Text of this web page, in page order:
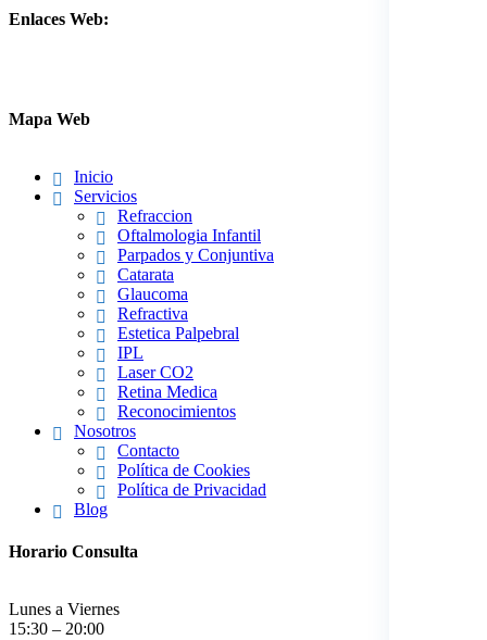
Enlaces Web:
Mapa Web
Inicio
Servicios
Refraccion
Oftalmologia Infantil
Parpados y Conjuntiva
Catarata
Glaucoma
Refractiva
Estetica Palpebral
IPL
Laser CO2
Retina Medica
Reconocimientos
Nosotros
Contacto
Política de Cookies
Política de Privacidad
Blog
Horario Consulta
Lunes a Viernes
15:30 – 20:00